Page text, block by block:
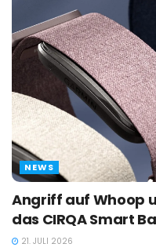
NEWS
Angriff auf Whoop
das CIRQA Smart
21. JULI 2026